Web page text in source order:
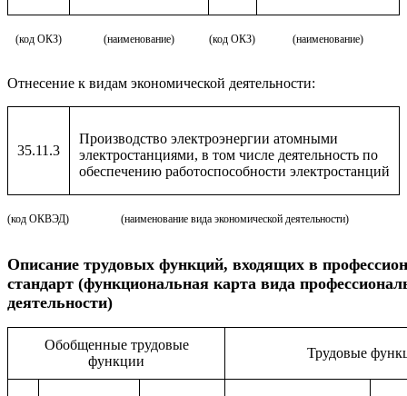
(код ОКЗ) (наименование) (код ОКЗ) (наименование)
Отнесение к видам экономической деятельности:
35.11.3
Производство электроэнергии атомными
электростанциями, в том числе деятельность по
обеспечению работоспособности электростанций
(код ОКВЭД) (наименование вида экономической деятельности)
Описание трудовых функций, входящих в
стандарт (функциональная карта вида
деятельности)
Обобщенные трудовые
функции
Трудовые